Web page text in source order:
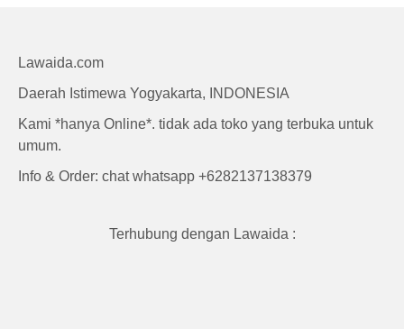
Lawaida.com
Daerah Istimewa Yogyakarta, INDONESIA
Kami *hanya Online*. tidak ada toko yang terbuka untuk
umum.
Info & Order: chat whatsapp +6282137138379
Terhubung dengan Lawaida :